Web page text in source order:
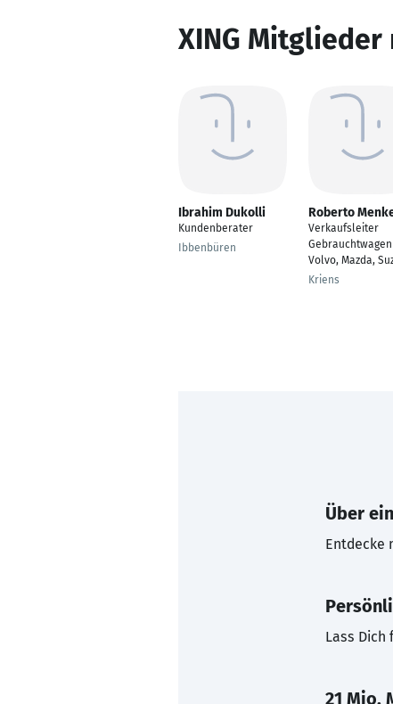
XING
Ibrahim Dukolli
Kundenberater
Ibbenbüren
Roberto
Verkaufsleiter
Gebrauchtwagen
Volvo, Mazda,
Kriens
Über
Entdecke
Lass Dich
21 Mio.